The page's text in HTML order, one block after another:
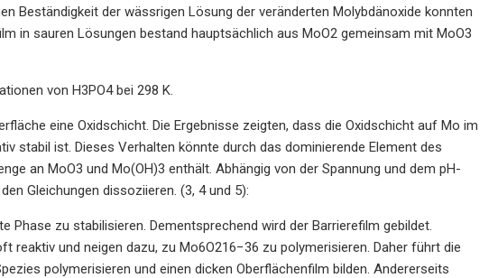
Beständigkeit der wässrigen Lösung der veränderten Molybdänoxide konnten
in sauren Lösungen bestand hauptsächlich aus MoO2 gemeinsam mit MoO3
von H3PO4 bei 298 K.
eine Oxidschicht. Die Ergebnisse zeigten, dass die Oxidschicht auf Mo im
stabil ist. Dieses Verhalten könnte durch das dominierende Element des
an MoO3 und Mo(OH)3 enthält. Abhängig von der Spannung und dem pH-
Gleichungen dissoziieren. (3, 4 und 5):
zu stabilisieren. Dementsprechend wird der Barrierefilm gebildet.
und neigen dazu, zu Mo6O216−36 zu polymerisieren. Daher führt die
polymerisieren und einen dicken Oberflächenfilm bilden. Andererseits